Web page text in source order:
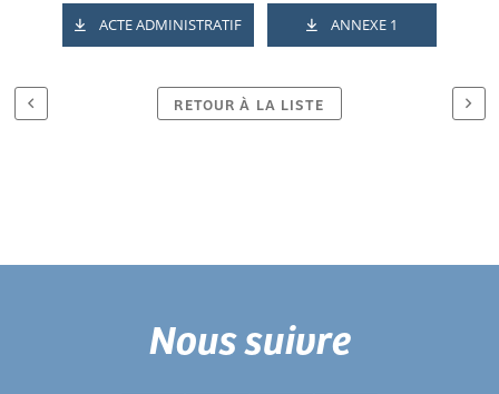
ACTE ADMINISTRATIF ANNEXE 1
RETOUR À LA LISTE
Nous suivre